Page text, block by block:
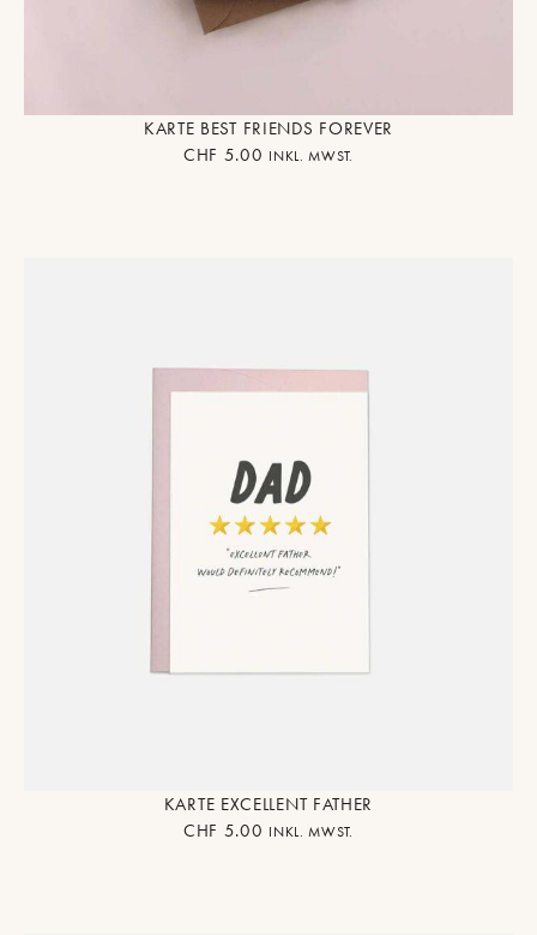
KARTE BEST FRIENDS FOREVER
CHF 5.00 INKL. MWST.
KARTE EXCELLENT FATHER
CHF 5.00 INKL. MWST.